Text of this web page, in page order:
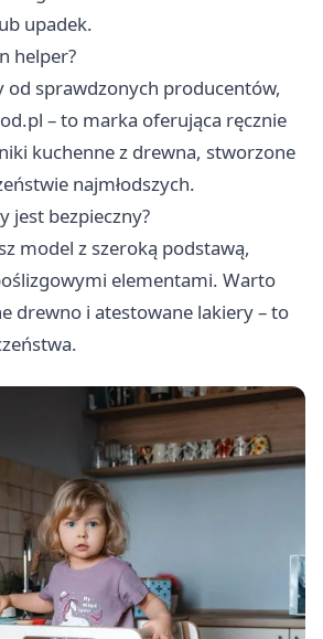
upadek.
helper?
sprawdzonych producentów,
– to marka oferująca ręcznie
kuchenne z drewna, stworzone
najmłodszych.
jest bezpieczny?
model z szeroką podstawą,
elementami. Warto
drewno i atestowane lakiery – to